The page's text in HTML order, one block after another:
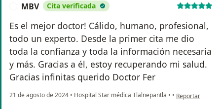
MBV Cita verificada
Es el mejor doctor! Cálido, humano, profesional,
todo un experto. Desde la primer cita me dio
toda la confianza y toda la información necesaria
y más. Gracias a él, estoy recuperando mi salud.
Gracias infinitas querido Doctor Fer
21 de agosto de 2024 • Hospital Star médica Tlalnepantla • • en opinión del
Reportar